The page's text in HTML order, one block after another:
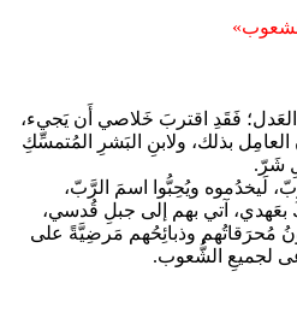
فَقَدِ اقتربَ خَلاصي أَن يَجيء،
بذلك، ولابنِ البَشرِ المُتمسِّكِ
شَرّ.
لَيخدُموه ويُحِبُّوا اسمَ الرَّبّ،
بعَهدي، آتي بهم إلى جبلِ قُدسي،
مُحرَقاتُهم وذبائِحُهم مَرضِيَّةً على
لجميعِ الشُّعوب.